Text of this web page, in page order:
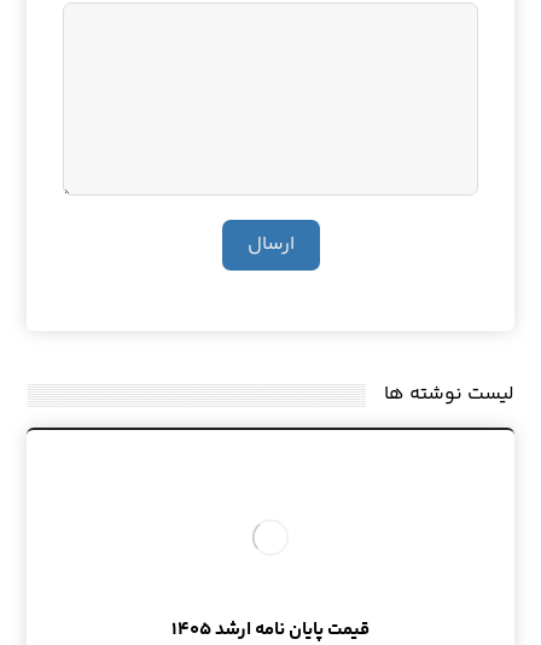
ارسال
لیست نوشته ها
قیمت پایان نامه ارشد ۱۴۰۵